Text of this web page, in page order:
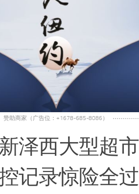
赞助商家（广告位：+1678-685-8086）
泽西大型超
记录惊险全